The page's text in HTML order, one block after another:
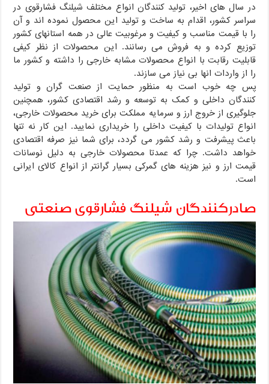
در سال های اخیر، تولید کنندگان انواع مختلف شیلنگ فشارقوی در
سراسر کشور، اقدام به ساخت و تولید این محصول نموده اند و آن
را با قیمت مناسب و کیفیت و مرغوبیت عالی در همه استانهای کشور
توزیع کرده و به فروش می رسانند. این محصولات از نظر کیفی
قابلیت رقابت با انواع محصولات مشابه خارجی را داشته و کشور ما
را از واردات انها بی نیاز می سازند.
پس چه خوب است به منظور حمایت از صنعت گران و تولید
کنندگان داخلی و کمک به توسعه و رشد اقتصادی کشور، همچنین
جلوگیری از خروج ارز و سرمایه مملکت برای خرید محصولات خارجی،
انواع تولیدات با کیفیت داخلی را خریداری نمایید. این کار نه تنها
باعث پیشرفت و رشد کشور می گردد، برای شما نیز صرفه اقتصادی
خواهد داشت. چرا که عمدتا محصولات خارجی به دلیل نوسانات
قیمت ارز و نیز هزینه های گمرکی بسیار گرانتر از انواع کالای ایرانی
است.
صادرکنندگان شیلنگ فشارقوی صنعتی